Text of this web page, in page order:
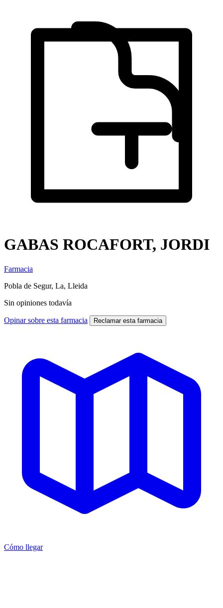
GABAS ROCAFORT, JORDI
Farmacia
Pobla de Segur, La, Lleida
Sin opiniones todavía
Opinar sobre esta farmacia Reclamar esta farmacia
Cómo llegar